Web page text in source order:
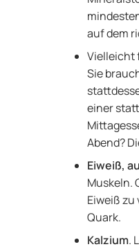
auf dem
Vielleicht
Sie
einer
Abend?
Eiweiß,
Muskeln.
Eiweiß
Quark.
Kalzium.